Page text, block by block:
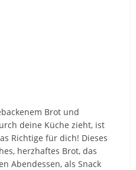
Brot und
deine Küche zieht, ist
Richtige für dich! Dieses
herzhaftes Brot, das
Abendessen, als Snack